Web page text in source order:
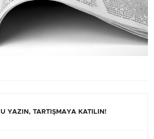
YAZIN, TARTIŞMAYA KATILIN!